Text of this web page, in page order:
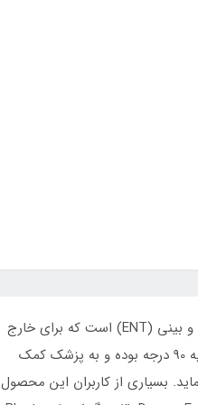
هوک جسم خارجی گوش بلانت 90 90 Degree Blunt Ear Foreign Body Hook درجه یکی از ابزارهای تخصصی و پرکاربرد در حوزه گوش و حلق و بینی (ENT) است که برای خارج
کردن اجسام خارجی از مجرای گوش بدون آسیب به بافت‌های حساس طراحی شده است. این هوک گوش بلانت دارای نوک کند (Blunt) و زاویه 90 درجه بوده و به پزشک کمک
بسیاری از کاربران این محصول